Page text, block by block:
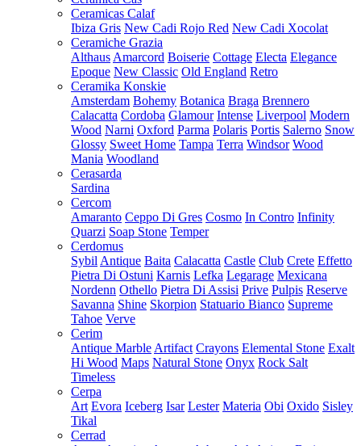
Ceramicas Calaf
Ibiza Gris New Cadi Rojo Red New Cadi Xocolat
Ceramiche Grazia
Althaus Amarcord Boiserie Cottage Electa Elegance
Epoque New Classic Old England Retro
Ceramika Konskie
Amsterdam Bohemy Botanica Braga Brennero
Calacatta Cordoba Glamour Intense Liverpool Modern
Wood Narni Oxford Parma Polaris Portis Salerno Snow
Glossy Sweet Home Tampa Terra Windsor Wood
Mania Woodland
Cerasarda
Sardina
Cercom
Amaranto Ceppo Di Gres Cosmo In Contro Infinity
Quarzi Soap Stone Temper
Cerdomus
Sybil Antique Baita Calacatta Castle Club Crete Effetto
Pietra Di Ostuni Karnis Lefka Legarage Mexicana
Nordenn Othello Pietra Di Assisi Prive Pulpis Reserve
Savanna Shine Skorpion Statuario Bianco Supreme
Tahoe Verve
Cerim
Antique Marble Artifact Crayons Elemental Stone Exalt
Hi Wood Maps Natural Stone Onyx Rock Salt
Timeless
Cerpa
Art Evora Iceberg Isar Lester Materia Obi Oxido Sisley
Tikal
Cerrad